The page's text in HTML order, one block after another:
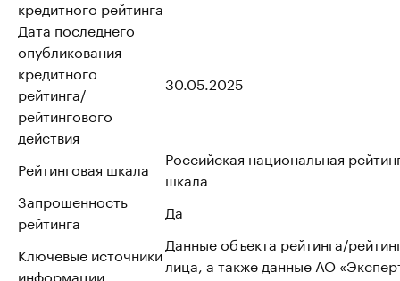
кредитного рейтинга
Дата последнего
опубликования
кредитного
рейтинга/
рейтингового
действия
30.05.2025
Рейтинговая шкала
Российская национальная
шкала
Запрошенность
рейтинга
Да
Ключевые источники
информации
Данные объекта рейтинга/
лица, а также данные АО